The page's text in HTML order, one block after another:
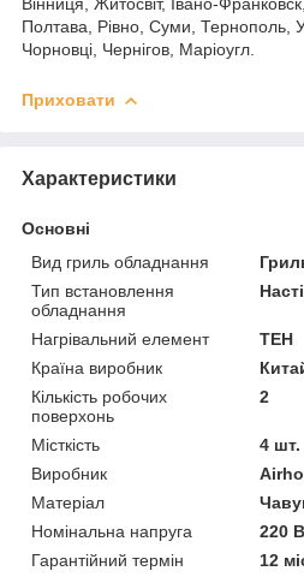
Полтава, Рівно, Суми, Тернополь,
Чорновці, Чернігов, Маріоугл.
Приховати
Характеристики
Основні
Вид гриль обладнання
Тип встановлення
обладнання
Нагрівальний елемент
ТЕН
Країна виробник
Кількість робочих
поверхонь
2
Місткість
4 шт.
Виробник
Матеріал
Номінальна напруга
220 В
Гарантійний термін
12